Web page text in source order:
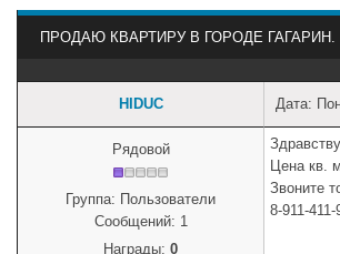
ПРОДАЮ КВАРТИРУ В ГОРОДЕ ГАГАРИН.
HIDUC Дата:
Рядовой
Группа: Пользователи
Сообщений: 1
Награды: 0
Цена кв.
Звоните
8-911-